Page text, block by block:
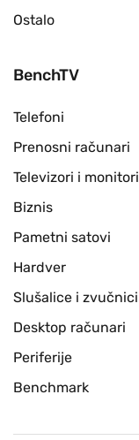
Ostalo
BenchTV
Telefoni
Prenosni računari
Televizori i monitori
Biznis
Pametni satovi
Hardver
Slušalice i zvučnici
Desktop računari
Periferije
Benchmark